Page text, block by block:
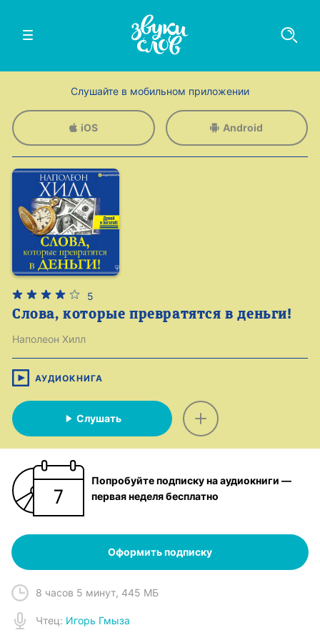
Слушайте в мобильном приложении
iOS Android
5
Слова, которые превратятся в деньги!
Наполеон Хилл
АУДИОКНИГА
Слушать
Попробуйте подписку на аудиокниги —
первая неделя бесплатно
Оформить подписку
8 часов 5 минут, 445 МБ
Чтец: Игорь Гмыза